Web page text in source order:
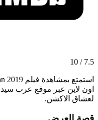
7.5 / 10
لعشاق الاكشن.